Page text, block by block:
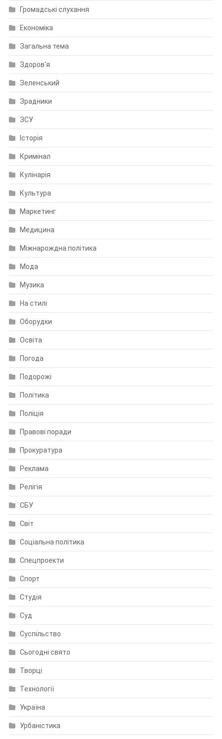
Громадські слухання
Економіка
Загальна тема
Здоров'я
Зеленський
Зрадники
ЗСУ
Історія
Кримінал
Кулінарія
Культура
Маркетинг
Медицина
Міжнарождна політика
Мода
Музика
На стилі
Оборудки
Освіта
Погода
Подорожі
Політика
Поліція
Правові поради
Прокуратура
Реклама
Релігія
СБУ
Світ
Соціальна політика
Спецпроекти
Спорт
Студія
Суд
Суспільство
Сьогодні свято
Творці
Технології
Україна
Урбаністика